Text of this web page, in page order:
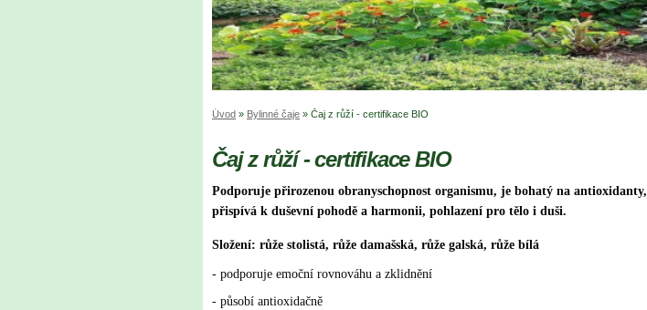
Úvod » Bylinné čaje » Čaj z růží - certifikace BIO
Čaj z růží - certifikace BIO
Podporuje přirozenou obranyschopnost organismu, je bohatý na antioxidanty,
přispívá k duševní pohodě a harmonii, pohlazení pro tělo i duši.
Složení: růže stolistá, růže damašská, růže galská, růže bílá
- podporuje emoční rovnováhu a zklidnění
- působí antioxidačně